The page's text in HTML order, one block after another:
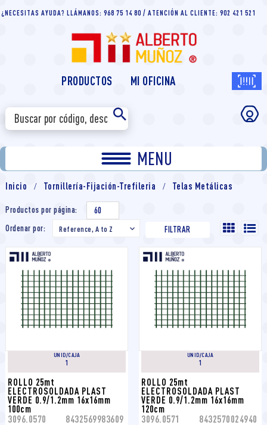
¿NECESITAS AYUDA? LLÁMANOS: 968 75 14 80 / ATENCIÓN AL CLIENTE: 902 421 521
PRODUCTOS MI OFICINA
MENU
Inicio Tornillería-Fijación-Trefileria Telas Metálicas
Productos por página:
60
Ordenar por:
Reference, A to Z  FILTRAR
UNID/CAJA
1
ROLLO 25mt
ELECTROSOLDADA PLAST
VERDE 0.9/1.2mm 16x16mm
100cm
3096.0570 8432569983609
UNID/CAJA
1
ROLLO 25mt
ELECTROSOLDADA PLAST
VERDE 0.9/1.2mm 16x16mm
120cm
3096.0571 8432570024940